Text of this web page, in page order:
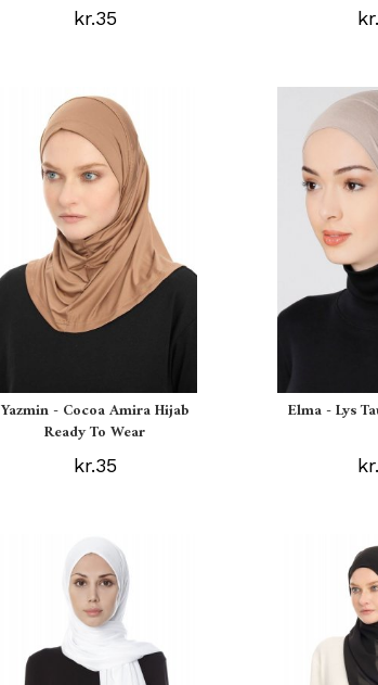
kr.35
Yazmin - Cocoa Amira Hijab
Ready To Wear
kr.35
Elma - Lys